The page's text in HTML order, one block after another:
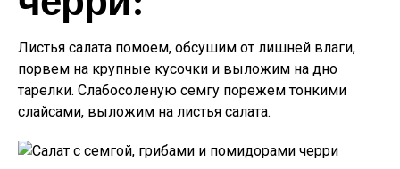
Листья салата помоем, обсушим от лишней влаги,
порвем на крупные кусочки и выложим на дно
тарелки. Слабосоленую семгу порежем тонкими
слайсами, выложим на листья салата.